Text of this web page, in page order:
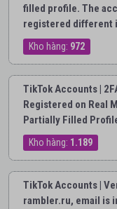
filled profile. The
registered different
Kho hàng: 972
TikTok Accounts |
Registered on Real
Partially Filled
Kho hàng: 1.189
TikTok Accounts |
rambler.ru, email is